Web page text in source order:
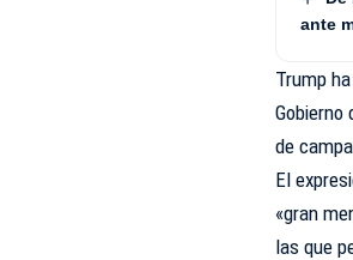
ante
Trump
de
El
«gran
las que